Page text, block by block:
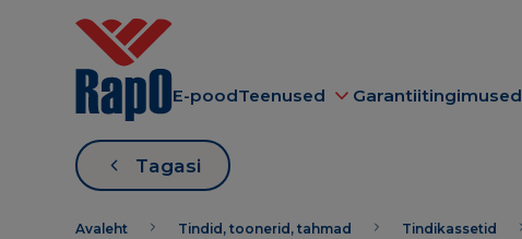
E-poodTeenused Garantiitingimused
Tagasi
Avaleht Tindid, toonerid, tahmad Tindikassetid